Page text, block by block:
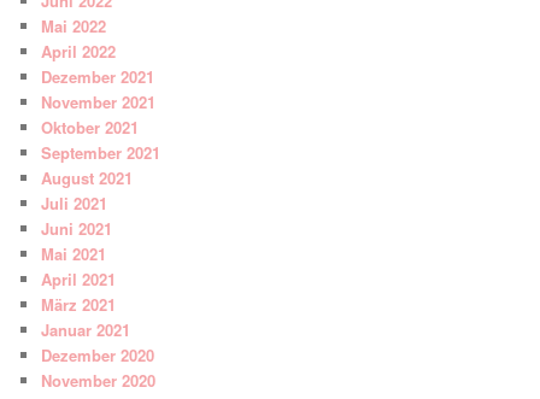
Mai 2022
April 2022
Dezember 2021
November 2021
Oktober 2021
September 2021
August 2021
Juli 2021
Juni 2021
Mai 2021
April 2021
März 2021
Januar 2021
Dezember 2020
November 2020